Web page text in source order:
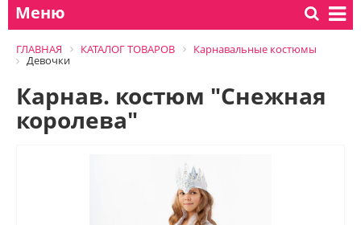
Меню
ГЛАВНАЯ КАТАЛОГ ТОВАРОВ
Карнавальные костюмы
Девочки
Карнав. костюм "Снежная
королева"